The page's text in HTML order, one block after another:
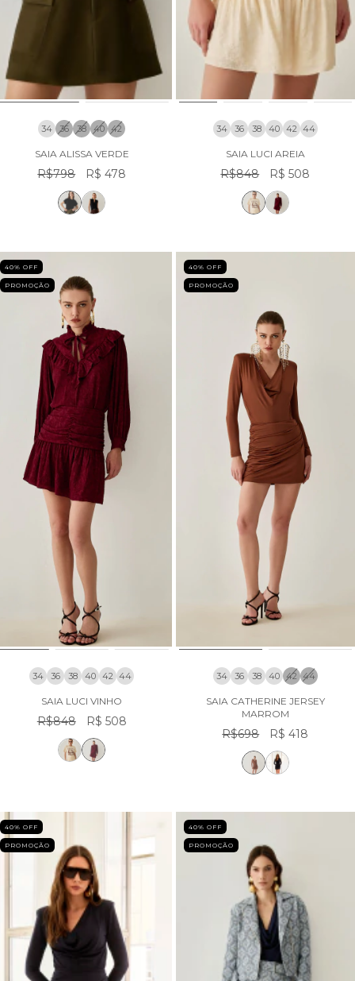
34 36 38 40 42
SAIA ALISSA VERDE
R$798 R$ 478
34 36 38 40 42 44
SAIA LUCI AREIA
R$848 R$ 508
40% OFF
PROMOÇÃO
34 36 38 40 42 44
SAIA LUCI VINHO
R$848 R$ 508
40% OFF
PROMOÇÃO
34 36 38 40 42 44
SAIA CATHERINE JERSEY
MARROM
R$698 R$ 418
40% OFF
PROMOÇÃO
40% OFF
PROMOÇÃO